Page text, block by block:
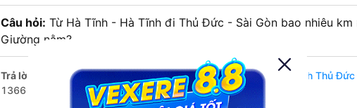
Câu hỏi: Từ Hà Tĩnh - Hà Tĩnh đi Thủ Đức - Sài Gòn bao nhiêu
Giường nằm?
Trả lời: Đường di chuyển bằngxe Giường nằm đi Hà Tĩnh - Hà Tĩnh Thủ Đức
1366 km.